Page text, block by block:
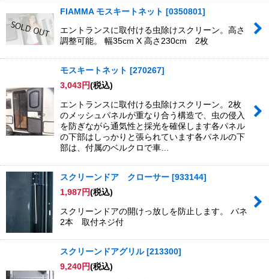
FIAMMA モスキートネット [0350801]
エントランスに取付ける虫除けスクリーン。高さ
調整可能。 幅35cm X 高さ230cm 2枚
モスキートネット [270267]
3,043円(税込)
エントランスに取付ける虫除けスクリーン。2枚
のメッシュパネルが重なり合う構造で、虫の侵入
を防ぎながら通気性と採光を確保します各パネル
の下部はしっかりと張られています各パネルの下
部は、付属のベルクロで車…
スクリーンドア クローサー [933144]
1,987円(税込)
スクリーンドアの開けっ放しを防止します。 バネ
2本 取付ネジ付
スクリーンドアグリル [213300]
9,240円(税込)